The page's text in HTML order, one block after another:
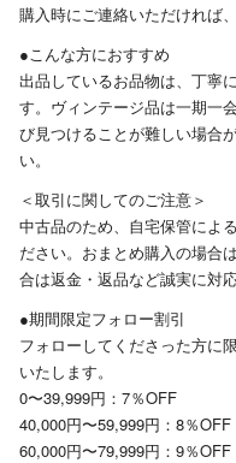
購入時にご連絡いただければ
●こんな方におすすめ
出品しているお品物は、丁寧
す。ヴィンテージ品は一期一
び見つけることが難しい場合
い。
＜取引に関してのご注意＞
中古品のため、自宅保管によ
ださい。おまとめ購入の場合
合は返金・返品など誠実に対
●期間限定フォロー割引
フォローしてくださった方に
いたします。
0〜39,999円：7％OFF
40,000円〜59,999円：8％OFF
60,000円〜79,999円：9％OFF